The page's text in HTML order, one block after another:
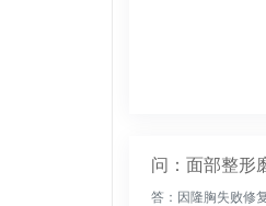
问：面部整形
答：因隆胸失败修